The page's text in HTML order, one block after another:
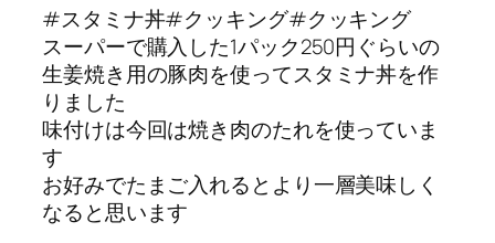
#スタミナ丼#クッキング#クッキング
スーパーで購入した1パック250円ぐらいの
生姜焼き用の豚肉を使ってスタミナ丼を作
りました
味付けは今回は焼き肉のたれを使っていま
す
お好みでたまご入れるとより一層美味しく
なると思います